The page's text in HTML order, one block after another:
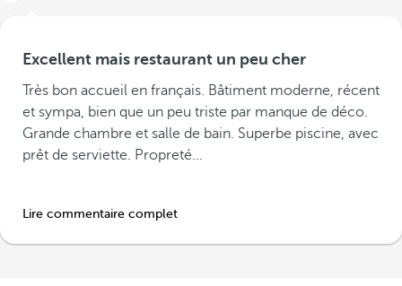
Excellent mais restaurant un peu cher
Très bon accueil en français. Bâtiment moderne, récent
et sympa, bien que un peu triste par manque de déco.
Grande chambre et salle de bain. Superbe piscine, avec
prêt de serviette. Propreté...
Lire commentaire complet